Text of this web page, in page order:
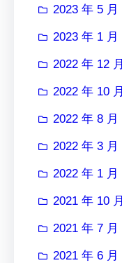
2023 年 5 月
2023 年 1 月
2022 年 12 月
2022 年 10 月
2022 年 8 月
2022 年 3 月
2022 年 1 月
2021 年 10 月
2021 年 7 月
2021 年 6 月